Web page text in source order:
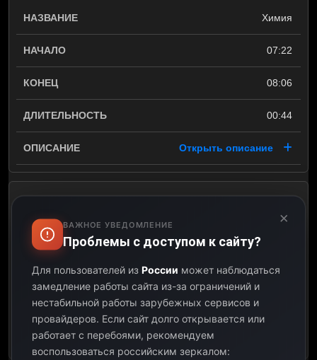
Химия
07:22
08:06
00:44
Открыть описание
08:51
Открыть описание
×
ВАЖНОЕ УВЕДОМЛЕНИЕ
Проблемы с доступом к сайту?
Для пользователей из России может наблюдаться
замедление работы сайта из-за ограничений и
нестабильной работы зарубежных сервисов и
провайдеров. Если сайт долго открывается или
работает с перебоями, рекомендуем
воспользоваться российским зеркалом: